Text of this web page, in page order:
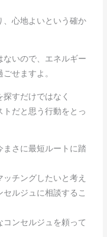
心地よいという確か
いので、エネルギー
せますよ。
すだけではなく
トだと思う行動をとっ
さに最短ルートに踏
チングしたいと考え
ルジュに相談するこ
ンセルジュを頼って